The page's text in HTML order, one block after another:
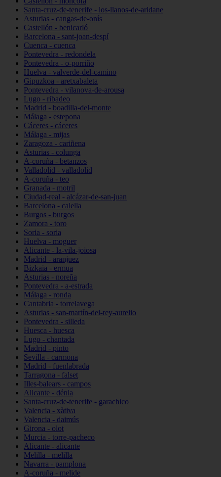
Santa-cruz-de-tenerife - los-llanos-de-aridane
Asturias - cangas-de-onís
Castellón - benicarló
Barcelona - sant-joan-despí
Cuenca - cuenca
Pontevedra - redondela
Pontevedra - o-porriño
Huelva - valverde-del-camino
Gipuzkoa - aretxabaleta
Pontevedra - vilanova-de-arousa
Lugo - ribadeo
Madrid - boadilla-del-monte
Málaga - estepona
Cáceres - cáceres
Málaga - mijas
Zaragoza - cariñena
Asturias - colunga
A-coruña - betanzos
Valladolid - valladolid
A-coruña - teo
Granada - motril
Ciudad-real - alcázar-de-san-juan
Barcelona - calella
Burgos - burgos
Zamora - toro
Soria - soria
Huelva - moguer
Alicante - la-vila-joiosa
Madrid - aranjuez
Bizkaia - ermua
Asturias - noreña
Pontevedra - a-estrada
Málaga - ronda
Cantabria - torrelavega
Asturias - san-martín-del-rey-aurelio
Pontevedra - silleda
Huesca - huesca
Lugo - chantada
Madrid - pinto
Sevilla - carmona
Madrid - fuenlabrada
Tarragona - falset
Illes-balears - campos
Alicante - dénia
Santa-cruz-de-tenerife - garachico
Valencia - xàtiva
Valencia - daimús
Girona - olot
Murcia - torre-pacheco
Alicante - alicante
Melilla - melilla
Navarra - pamplona
A-coruña - melide